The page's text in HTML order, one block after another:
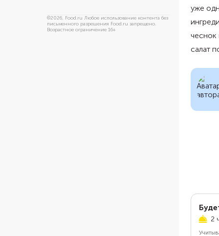
©2026, Food.ru Любое использование контента без
письменного разрешения Food.ru запрещено.
Возрастное ограничение 16+
уже
чеснок
салат
2